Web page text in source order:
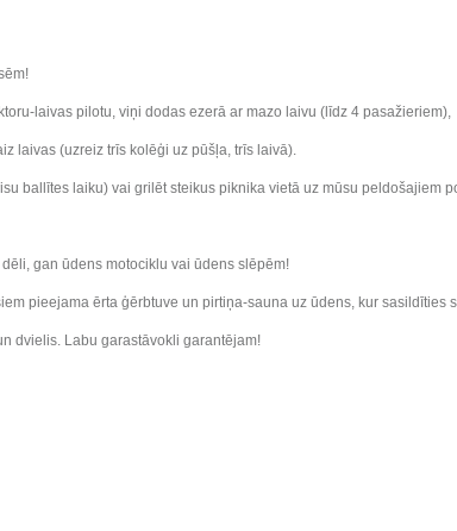
laivas pilotu, viņi dodas ezerā ar mazo laivu (līdz 4 pasažieriem),
laivas (uzreiz trīs kolēģi uz pūšļa, trīs laivā).
ballītes laiku) vai grilēt steikus piknika vietā uz mūsu peldošajiem
gan ūdens motociklu vai ūdens slēpēm!
pieejama ērta ģērbtuve un pirtiņa-sauna uz ūdens, kur sasildīties
dvielis. Labu garastāvokli garantējam!